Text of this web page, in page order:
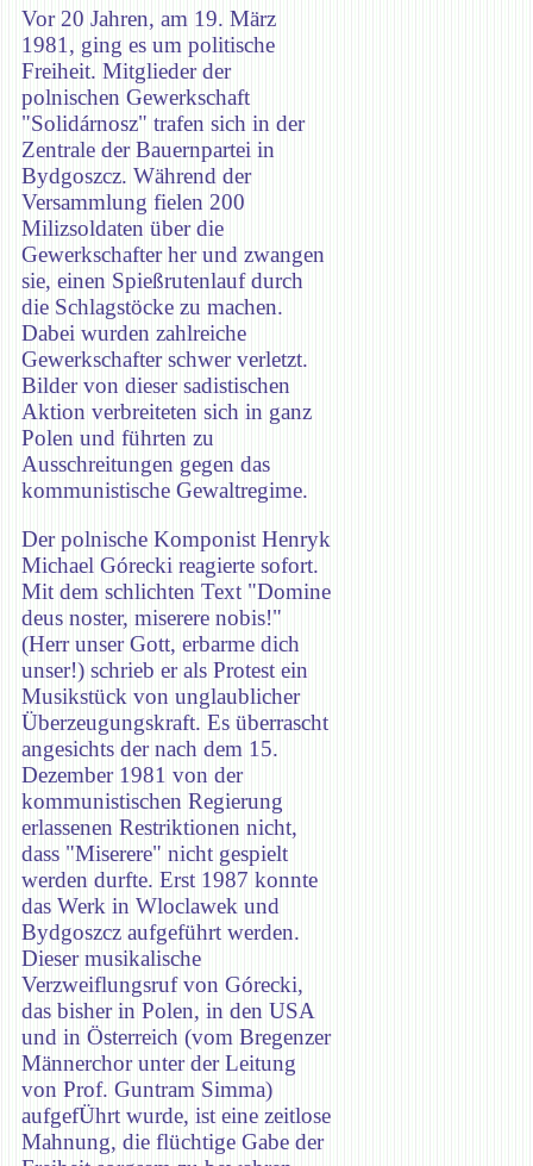
Vor 20 Jahren, am 19. März
1981, ging es um politische
Freiheit. Mitglieder der
polnischen Gewerkschaft
"Solidárnosz" trafen sich in der
Zentrale der Bauernpartei in
Bydgoszcz. Während der
Versammlung fielen 200
Milizsoldaten über die
Gewerkschafter her und zwangen
sie, einen Spießrutenlauf durch
die Schlagstöcke zu machen.
Dabei wurden zahlreiche
Gewerkschafter schwer verletzt.
Bilder von dieser sadistischen
Aktion verbreiteten sich in ganz
Polen und führten zu
Ausschreitungen gegen das
kommunistische Gewaltregime.
Der polnische Komponist Henryk
Michael Górecki reagierte sofort.
Mit dem schlichten Text "Domine
deus noster, miserere nobis!"
(Herr unser Gott, erbarme dich
unser!) schrieb er als Protest ein
Musikstück von unglaublicher
Überzeugungskraft. Es überrascht
angesichts der nach dem 15.
Dezember 1981 von der
kommunistischen Regierung
erlassenen Restriktionen nicht,
dass "Miserere" nicht gespielt
werden durfte. Erst 1987 konnte
das Werk in Wloclawek und
Bydgoszcz aufgeführt werden.
Dieser musikalische
Verzweiflungsruf von Górecki,
das bisher in Polen, in den USA
und in Österreich (vom Bregenzer
Männerchor unter der Leitung
von Prof. Guntram Simma)
aufgefÜhrt wurde, ist eine zeitlose
Mahnung, die flüchtige Gabe der